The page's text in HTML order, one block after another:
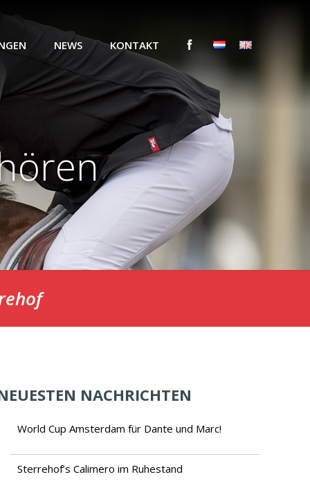
NEWS KONTAKT
NACHRICHTEN
World Cup Amsterdam für Dante und Marc!
Sterrehof’s Calimero im Ruhestand